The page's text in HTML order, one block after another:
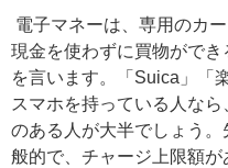
電子マネーは、専用のカ
現金を使わずに買物がで
を言います。「Suica」「
スマホを持っている人な
のある人が大半でしょう
般的で、チャージ上限額